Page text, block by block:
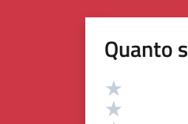
Quanto
Valutazione